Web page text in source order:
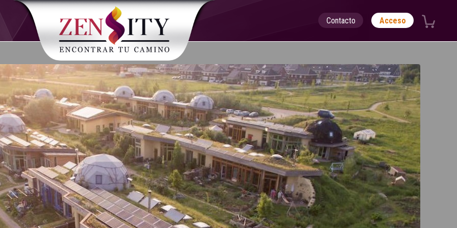
Hipnosis Constelaciones
Contacto Acceso